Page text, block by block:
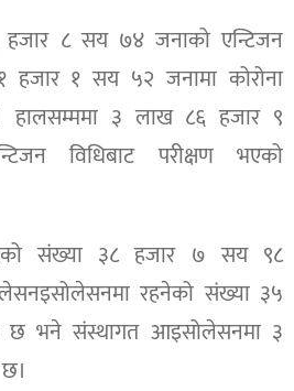
हजार ८ सय ७४ जनाको एन्टिजन
१ हजार १ सय ५२ जनामा कोरोना
हालसम्ममा ३ लाख ८६ हजार ९
विधिबाट परीक्षण भएको
संख्या ३८ हजार ७ सय ९८
रहनेको संख्या ३५
भने संस्थागत आइसोलेसनमा ३